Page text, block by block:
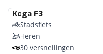
Koga F3
Stadsfiets
Heren
30 versnellingen